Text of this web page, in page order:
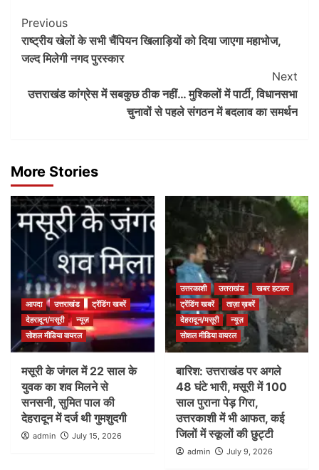
Post
Navigation
Previous
राष्ट्रीय खेलों के सभी चैंपियन खिलाड़ियों को दिया जाएगा महाभोज,
जल्‍द मिलेगी नगद पुरस्‍कार
Next
उत्तराखंड कांग्रेस में सबकुछ ठीक नहीं… मुश्किलों में पार्टी, विधानसभा
चुनावों से पहले संगठन में बदलाव का समर्थन
More Stories
आपदा उत्तराखंड
ट्रेंडिंग खबरें
देहरादून/मसूरी
न्यूज़
सोशल मीडिया वायरल
मसूरी के जंगल में 22 साल के
युवक का शव मिलने से
सनसनी, सुमित पाल की
देहरादून में दर्ज थी गुमशुदगी
admin July 15, 2026
उत्तरकाशी उत्तराखंड
खबर हटकर
ट्रेंडिंग खबरें
ताज़ा ख़बरें
देहरादून/मसूरी
न्यूज़
सोशल मीडिया वायरल
बारिश: उत्तराखंड पर अगले
48 घंटे भारी, मसूरी में 100
साल पुराना पेड़ गिरा,
उत्तरकाशी में भी आफत, कई
जिलों में स्कूलों की छुट्टी
admin July 9, 2026